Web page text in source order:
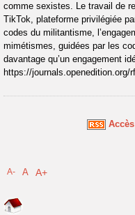
comme sexistes. Le travail de
TikTok, plateforme privilégiée
codes du militantisme,
mimétismes, guidées par les
davantage qu’un engagement
https://journals.openedition.org/
A- A A+